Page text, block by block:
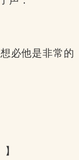
必他是非常的